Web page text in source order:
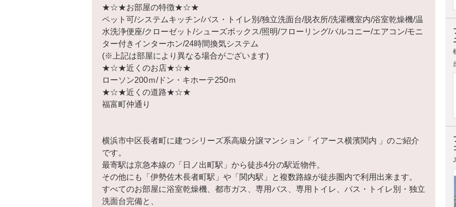
★☆★お部屋の特徴★☆★
ペット可/システムキッチン/バス・トイレ別/独立洗面台/脱衣所/洗濯機室内/浴室乾燥機/温
水洗浄便座/クローゼット/シューズボックス/照明/フローリング/バルコニー/エアコン/モニ
ター付きインターホン/24時間換気システム
(※上記は部屋により異なる場合がございます)
★☆★近くのお店★☆★
ローソン200ｍ/ドン・キホーテ250ｍ
★☆★近くの道路★☆★
福富町仲通り
横浜市中区長者町に建つシリーズ系高級分譲マンション「イアース横濱関内 」のご紹介
です。
最寄駅は京急本線の「日ノ出町駅」から徒歩4分の駅近物件。
その他にも「伊勢佐木長者町駅」や「関内駅」と複数路線が徒歩圏内で利用出来ます。
すべてのお部屋に浴室乾燥機、都市ガス、専用バス、専用トイレ、バス・トイレ別・独立
洗面台完備と、